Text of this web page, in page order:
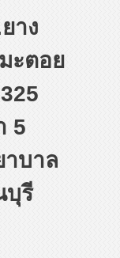
าง
ะตอย
5
าบาล
บุรี